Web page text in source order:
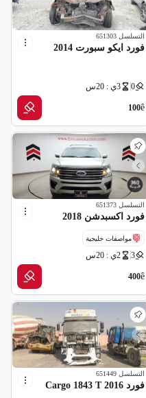
التسلسل 651303
فورد ايكو سبورت 2014
0 3ي : 20س
ê
100
التسلسل 651373
فورد اكسبدشن 2018
مواصفات خليجية
3 2ي : 20س
ê
400
التسلسل 651449
فورد Cargo 1843 T 2016